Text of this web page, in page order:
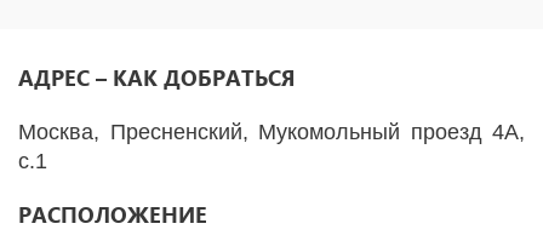
АДРЕС – КАК ДОБРАТЬСЯ
Москва, Пресненский, Мукомольный проезд 4A,
c.1
РАСПОЛОЖЕНИЕ